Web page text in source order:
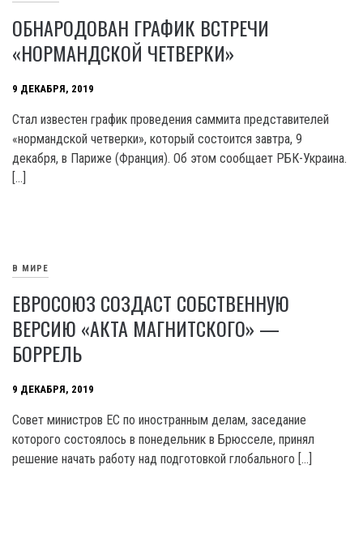
ОБНАРОДОВАН ГРАФИК ВСТРЕЧИ
«НОРМАНДСКОЙ ЧЕТВЕРКИ»
9 ДЕКАБРЯ, 2019
Стал известен график проведения саммита представителей
«нормандской четверки», который состоится завтра, 9
декабря, в Париже (Франция). Об этом сообщает РБК-Украина.
[…]
В МИРЕ
ЕВРОСОЮЗ СОЗДАСТ СОБСТВЕННУЮ
ВЕРСИЮ «АКТА МАГНИТСКОГО» —
БОРРЕЛЬ
9 ДЕКАБРЯ, 2019
Совет министров ЕС по иностранным делам, заседание
которого состоялось в понедельник в Брюсселе, принял
решение начать работу над подготовкой глобального […]